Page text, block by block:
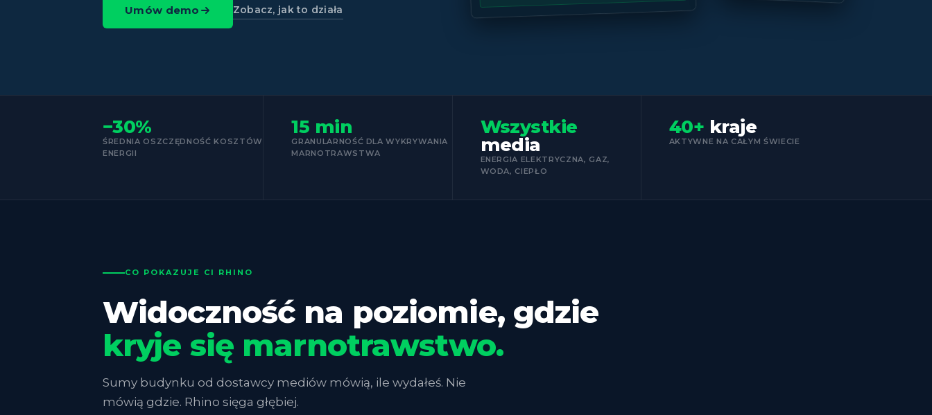
Umów demo Zobacz, jak to działa
−30%
ŚREDNIA OSZCZĘDNOŚĆ KOSZTÓW
ENERGII
15 min
GRANULARNOŚĆ DLA WYKRYWANIA
MARNOTRAWSTWA
Wszystkie
media
ENERGIA ELEKTRYCZNA, GAZ,
WODA, CIEPŁO
40+ kraje
AKTYWNE NA CAŁYM ŚWIECIE
CO POKAZUJE CI RHINO
Widoczność na poziomie, gdzie
kryje się marnotrawstwo.
Sumy budynku od dostawcy mediów mówią, ile wydałeś. Nie
mówią gdzie. Rhino sięga głębiej.